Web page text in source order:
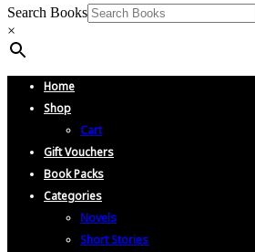
Search Books
×
Home
Shop
Cart
Gift Vouchers
Book Packs
Categories
Novels
Short Stories